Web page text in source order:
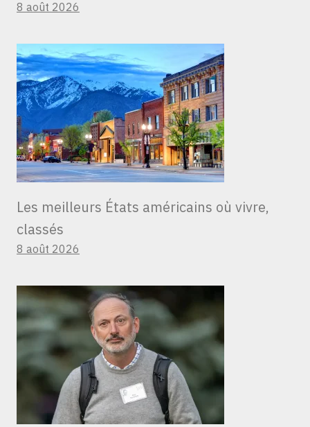
8 août 2026
Les meilleurs États américains où vivre,
classés
8 août 2026